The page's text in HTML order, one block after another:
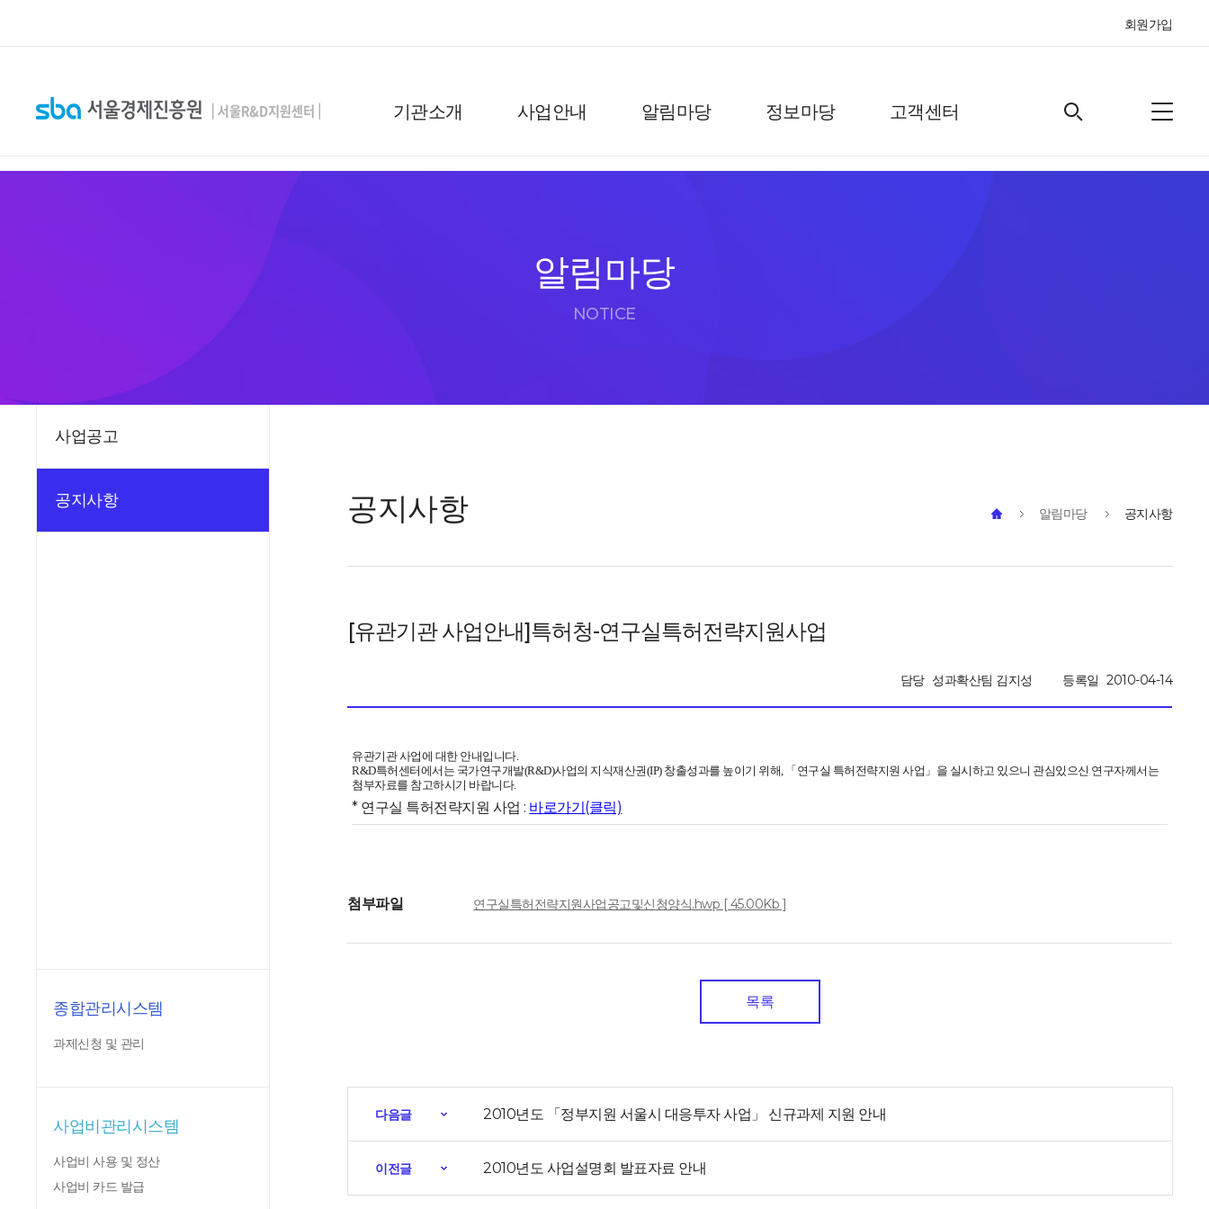
회원가입
기관소개 사업안내 알림마당 정보마당 고객센터
알림마당
NOTICE
사업공고
공지사항
종합관리시스템
과제신청 및 관리
사업비관리시스템
사업비 사용 및 정산
사업비 카드 발급
공지사항 알림마당 공지사항
[유관기관 사업안내]특허청-연구실특허전략지원사업
담당 성과확산팀 김지성 등록일 2010-04-14
유관기관 사업에 대한 안내입니다.
R&D특허센터에서는 국가연구개발(R&D)사업의 지식재산권(IP) 창출성과를 높이기 위해, 「연구실 특허전략지원 사업」을 실시하고 있으니 관심있으신 연구자께서는
첨부자료를 참고하시기 바랍니다.
* 연구실 특허전략지원 사업 : 바로가기(클릭)
첨부파일 연구실특허전략지원사업공고및신청양식.hwp [ 45.00Kb ]
목록
다음글 2010년도 「정부지원 서울시 대응투자 사업」 신규과제 지원 안내
이전글 2010년도 사업설명회 발표자료 안내